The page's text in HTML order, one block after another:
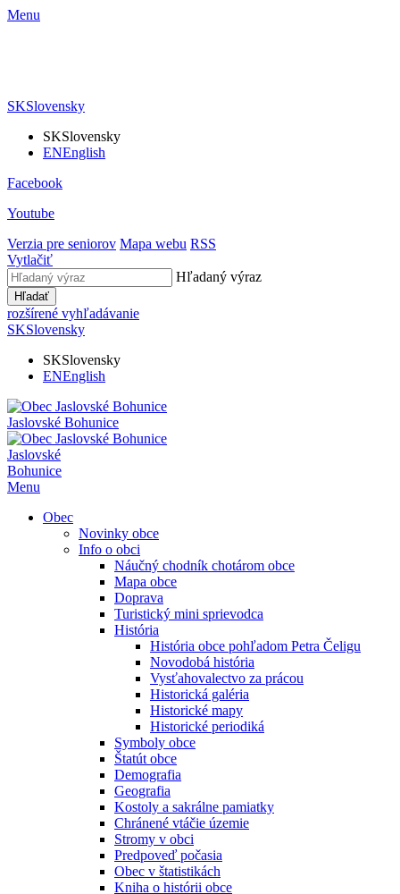
Menu
SKSlovensky
SKSlovensky
ENEnglish
Facebook
Youtube
Verzia pre seniorov Mapa webu RSS
Vytlačiť
Hľadaný výraz
Hľadať
rozšírené vyhľadávanie
SKSlovensky
SKSlovensky
ENEnglish
Jaslovské Bohunice
Jaslovské
Bohunice
Menu
Obec
Novinky obce
Info o obci
Náučný chodník chotárom obce
Mapa obce
Doprava
Turistický mini sprievodca
História
História obce pohľadom Petra Čeligu
Novodobá história
Vysťahovalectvo za prácou
Historická galéria
Historické mapy
Historické periodiká
Symboly obce
Štatút obce
Demografia
Geografia
Kostoly a sakrálne pamiatky
Chránené vtáčie územie
Stromy v obci
Predpoveď počasia
Obec v štatistikách
Kniha o histórii obce